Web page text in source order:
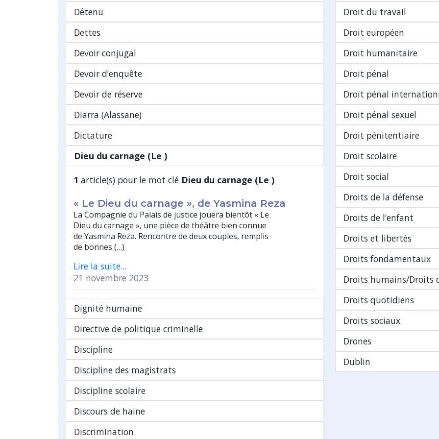
Détenu
Dettes
Devoir conjugal
Devoir d’enquête
Devoir de réserve
Diarra (Alassane)
Dictature
Dieu du carnage (Le )
1 article(s) pour le mot clé Dieu du carnage (Le )
« Le Dieu du carnage », de Yasmina Reza
La Compagnie du Palais de justice jouera bientôt « Le
Dieu du carnage », une pièce de théâtre bien connue
de Yasmina Reza. Rencontre de deux couples, remplis
de bonnes (…)
Lire la suite...
21 novembre 2023
Dignité humaine
Directive de politique criminelle
Discipline
Discipline des magistrats
Discipline scolaire
Discours de haine
Discrimination
Droit du travail
Droit européen
Droit humanitaire
Droit pénal
Droit pénal
Droit pénal sexuel
Droit pénitentiaire
Droit scolaire
Droit social
Droits de la défense
Droits de l’enfant
Droits et libertés
Droits fondamentaux
Droits humains/Droits
Droits quotidiens
Droits sociaux
Drones
Dublin